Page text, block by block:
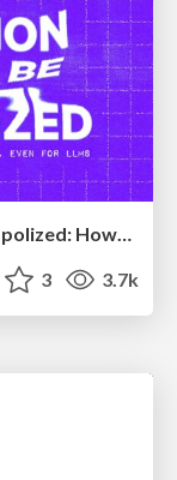
The AI Revolution Will Not Be Monopolized: How open-source beats economies of scale, even for LLMs
3 3.7k